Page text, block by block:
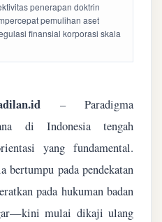
penerapan doktrin
pemulihan aset
finansial korporasi skala
– Paradigma
di Indonesia tengah
yang fundamental.
bertumpu pada pendekatan
pada hukuman badan
mulai dikaji ulang